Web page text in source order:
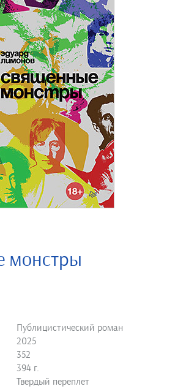
монстры
Публицистический роман
2025
352
394 г.
Твердый переплет